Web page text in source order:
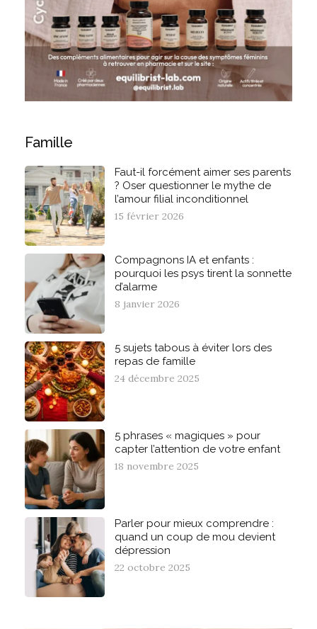
Famille
Faut-il forcément aimer ses parents
? Oser questionner le mythe de
l’amour filial inconditionnel
15 février 2026
Compagnons IA et enfants :
pourquoi les psys tirent la sonnette
d’alarme
8 janvier 2026
5 sujets tabous à éviter lors des
repas de famille
24 décembre 2025
5 phrases « magiques » pour
capter l’attention de votre enfant
18 novembre 2025
Parler pour mieux comprendre :
quand un coup de mou devient
dépression
22 octobre 2025